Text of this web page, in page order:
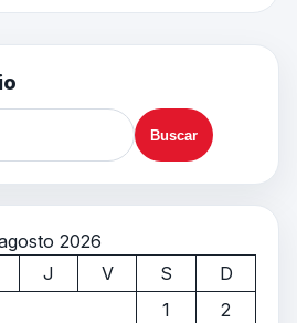
2026
J V S
D
1
2